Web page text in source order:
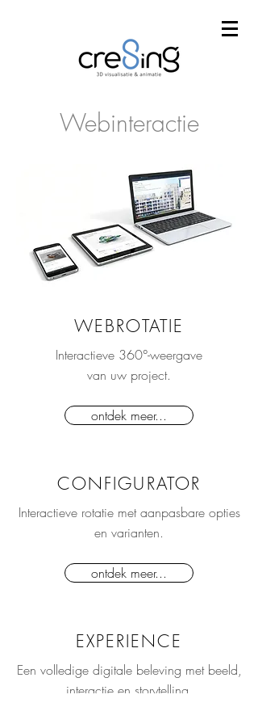
Webinteractie
WEBROTATIE
Interactieve 360°-weergave
van uw project.
ontdek meer...
CONFIGURATOR
Interactieve rotatie met aanpasbare opties
en varianten.
ontdek meer...
EXPERIENCE
Een volledige digitale beleving met beeld,
interactie en storytelling.